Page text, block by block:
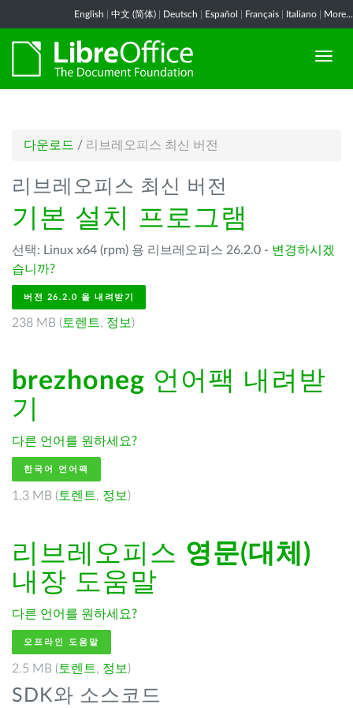
English 中文 (简体) Deutsch Español Français Italiano More...
다운로드 / 리브레오피스 최신 버전
리브레오피스 최신 버전
기본 설치 프로그램
선택: Linux x64 (rpm) 용 리브레오피스 26.2.0 - 변경하시겠
습니까?
버전 26.2.0 을 내려받기
238 MB ( 토렌트, 정보 )
brezhoneg 언어팩 내려받
기
다른 언어를 원하세요?
한국어 언어팩
1.3 MB ( 토렌트, 정보 )
리브레오피스 영문(대체)
내장 도움말
다른 언어를 원하세요?
오프라인 도움말
2.5 MB ( 토렌트, 정보 )
SDK와 소스코드